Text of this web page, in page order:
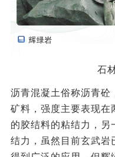
石
沥青混凝土俗称沥青砼
矿料，强度主要表现在
的胶结料的粘结力，另
结力，虽然目前玄武岩